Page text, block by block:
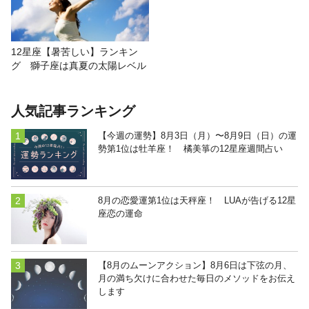
12星座【暑苦しい】ランキン
グ 獅子座は真夏の太陽レベル
人気記事ランキング
【今週の運勢】8月3日（月）〜8月9日（日）の運
勢第1位は牡羊座！ 橘美箏の12星座週間占い
8月の恋愛運第1位は天秤座！ LUAが告げる12星
座恋の運命
【8月のムーンアクション】8月6日は下弦の月、
月の満ち欠けに合わせた毎日のメソッドをお伝え
します